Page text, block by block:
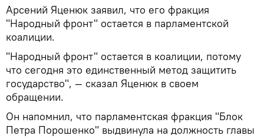
Арсений Яценюк заявил, что его фракция
"Народный фронт" остается в парламентской
коалиции.
"Народный фронт" остается в коалиции, потому
что сегодня это единственный метод защитить
государство", — сказал Яценюк в своем
обращении.
Он напомнил, что парламентская фракция "Блок
Петра Порошенко" выдвинула на должность главы